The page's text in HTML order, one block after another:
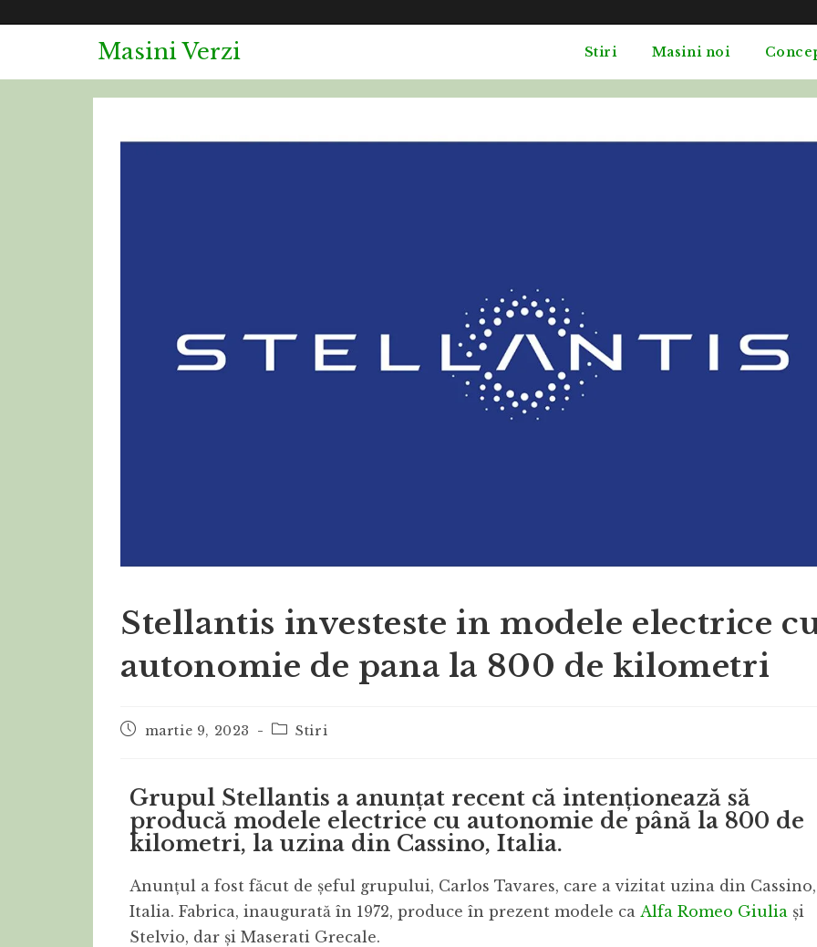
Masini Verzi Stiri Masini noi
Stellantis investeste in modele electrice
autonomie de pana la 800 de kilometri
martie 9, 2023 Stiri
Grupul Stellantis a anunțat recent că intenționează să
producă modele electrice cu autonomie de până la 800 de
kilometri, la uzina din Cassino, Italia.
Anunțul a fost făcut de șeful grupului, Carlos Tavares, care a vizitat uzina din Cassino,
Italia. Fabrica, inaugurată în 1972, produce în prezent modele ca Alfa Romeo Giulia și
Stelvio, dar și Maserati Grecale.